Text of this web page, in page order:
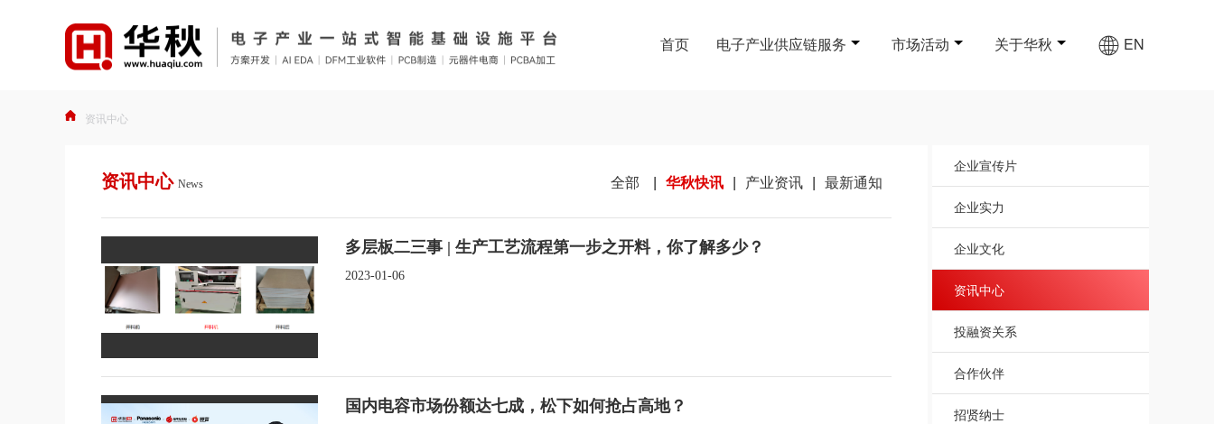
首页 电子产业供应链服务 市场活动 关于华秋 EN
资讯中心
资讯中心 News 全部 | 华秋快讯 | 产业资讯 | 最新通知
多层板二三事 | 生产工艺流程第一步之开料，你了解多少？
2023-01-06
国内电容市场份额达七成，松下如何抢占高地？
企业宣传片
企业实力
企业文化
资讯中心
投融资关系
合作伙伴
招贤纳士